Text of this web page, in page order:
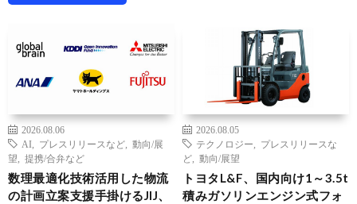
2026.08.06
AI
プレスリリースなど
動向/展
望
提携/合弁など
数理最適化技術活用した物流
の計画立案支援手掛けるJIJ、
2026.08.05
テクノロジー
プレスリリースな
ど
動向/展望
トヨタL&F、国内向け1～3.5t
積みガソリンエンジン式フォ